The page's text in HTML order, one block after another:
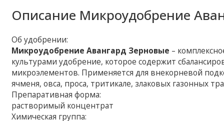
Описание Микроудобрение
Об удобрении:
Микроудобрение Авангард Зерновые –
культурами удобрение, которое содержит
микроэлементов. Применяется для внекорневой
ячменя, овса, проса, тритикале, злаковых газонных
Препаративная форма:
растворимый концентрат
Химическая группа: